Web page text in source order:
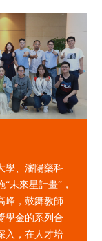
學、瀋陽藥科
未來星計畫”，
峰，鼓舞教師
學金的系列合
入，在人才培